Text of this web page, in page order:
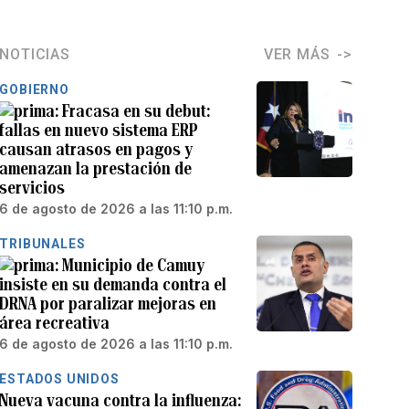
NOTICIAS VER MÁS
GOBIERNO
Fracasa en su debut:
fallas en nuevo sistema ERP
causan atrasos en pagos y
amenazan la prestación de
servicios
6 de agosto de 2026 a las 11:10 p.m.
TRIBUNALES
Municipio de Camuy
insiste en su demanda contra el
DRNA por paralizar mejoras en
área recreativa
6 de agosto de 2026 a las 11:10 p.m.
ESTADOS UNIDOS
Nueva vacuna contra la influenza: